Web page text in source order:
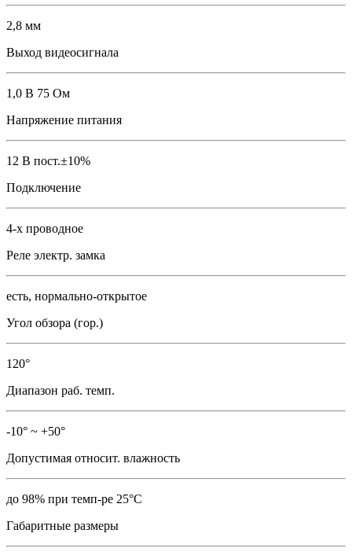
2,8 мм
Выход видеосигнала
1,0 В 75 Ом
Напряжение питания
12 В пост.±10%
Подключение
4-х проводное
Реле электр. замка
есть, нормально-открытое
Угол обзора (гор.)
120°
Диапазон раб. темп.
-10° ~ +50°
Допустимая относит. влажность
до 98% при темп-ре 25°C
Габаритные размеры